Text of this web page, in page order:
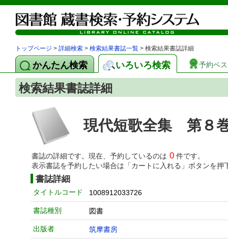
トップページ > 詳細検索 > 検索結果書誌一覧 > 検索結果書誌詳細
かんたん検索 いろいろ検索 予約ベ
検索結果書誌詳細
現代短歌全集 第８
書誌の詳細です。現在、予約しているのは 0 件です。
表示書誌を予約したい場合は「カートに入れる」ボタンを押
書誌詳細
タイトルコード 1008912033726
書誌種別 図書
出版者 筑摩書房